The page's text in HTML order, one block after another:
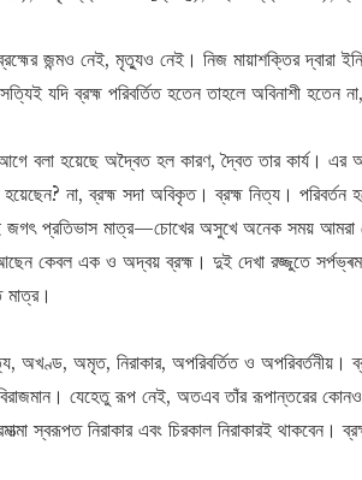
জন্মও নেই, মৃত্যুও নেই। নিজ মায়াশক্তির দ্বারা
যদি ব্রহ্ম পরিবর্তিত হতেন তাহলে অবিনাশী হতেন
আগে বলা হয়েছে অদ্বৈত হল কারণ, দ্বৈত তার কার্য।
হয়েছেন? না, ব্রহ্ম সদা অবিকৃত। ব্রহ্ম নিত্য।
প্রতিভাস মাত্র—চোখের অসুখে অনেক সময় আমরা
কেবল এক ও অদ্বয় ব্রহ্ম। দুই দেখা রজ্জুতে
অখণ্ড, অমৃত, নিরাকার, অপরিবর্তিত ও
যেহেতু রূপ নেই, অতএব তাঁর রূপান্তরের
স্বরূপত নিরাকার এবং চিরকাল নিরাকারই থাকবেন।